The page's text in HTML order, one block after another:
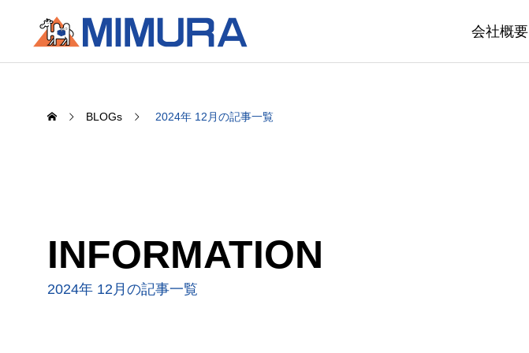
会社概要
BLOGs 2024年 12月の記事一覧
INFORMATION
2024年 12月の記事一覧